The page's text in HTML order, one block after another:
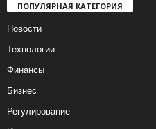
ПОПУЛЯРНАЯ КАТЕГОРИЯ
Новости
Технологии
Финансы
Бизнес
Регулирование